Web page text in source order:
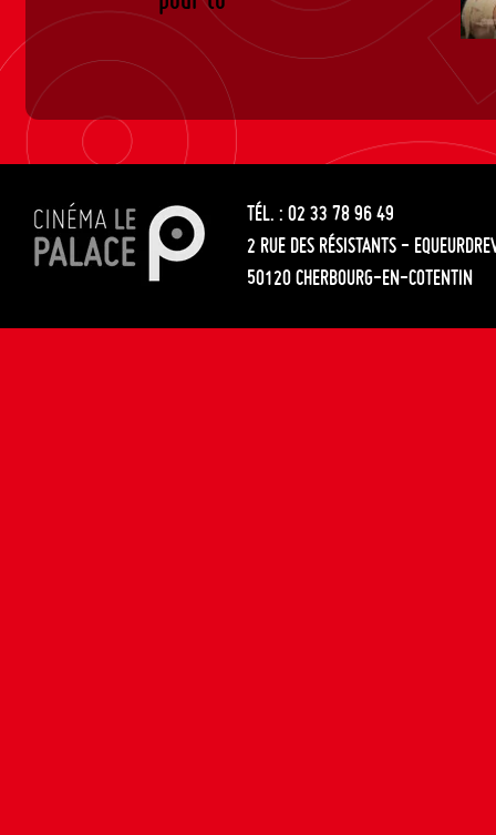
TÉL. : 02 33 78 96 49
2 RUE DES RÉSISTANTS -
50120 CHERBOURG-EN-COTENTIN